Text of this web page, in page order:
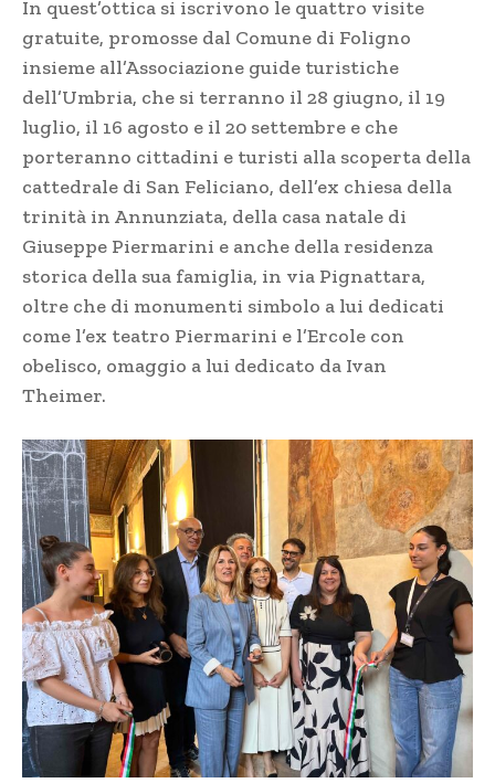
In quest’ottica si iscrivono le quattro visite
gratuite, promosse dal Comune di Foligno
insieme all’Associazione guide turistiche
dell’Umbria, che si terranno il 28 giugno, il 19
luglio, il 16 agosto e il 20 settembre e che
porteranno cittadini e turisti alla scoperta della
cattedrale di San Feliciano, dell’ex chiesa della
trinità in Annunziata, della casa natale di
Giuseppe Piermarini e anche della residenza
storica della sua famiglia, in via Pignattara,
oltre che di monumenti simbolo a lui dedicati
come l’ex teatro Piermarini e l’Ercole con
obelisco, omaggio a lui dedicato da Ivan
Theimer.